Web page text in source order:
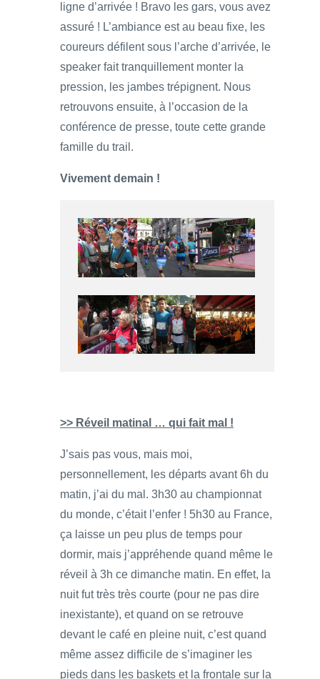
ligne d’arrivée ! Bravo les gars, vous avez
assuré ! L’ambiance est au beau fixe, les
coureurs défilent sous l’arche d’arrivée, le
speaker fait tranquillement monter la
pression, les jambes trépignent. Nous
retrouvons ensuite, à l’occasion de la
conférence de presse, toute cette grande
famille du trail.
Vivement demain !
>> Réveil matinal … qui fait mal !
J’sais pas vous, mais moi,
personnellement, les départs avant 6h du
matin, j’ai du mal. 3h30 au championnat
du monde, c’était l’enfer ! 5h30 au France,
ça laisse un peu plus de temps pour
dormir, mais j’appréhende quand même le
réveil à 3h ce dimanche matin. En effet, la
nuit fut très très courte (pour ne pas dire
inexistante), et quand on se retrouve
devant le café en pleine nuit, c’est quand
même assez difficile de s’imaginer les
pieds dans les baskets et la frontale sur la